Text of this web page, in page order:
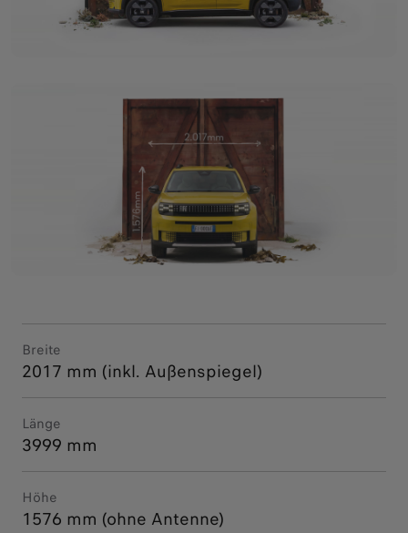
Breite
2017 mm (inkl. Außenspiegel)
Länge
3999 mm
Höhe
1576 mm (ohne Antenne)